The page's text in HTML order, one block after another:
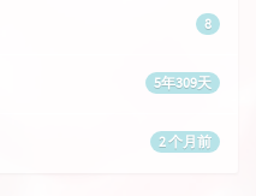
8
5年309天
2 个月前